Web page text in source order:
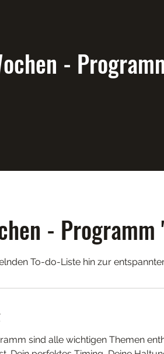
-
-
To-do-Liste hin zur
sind alle wichtigen Themen